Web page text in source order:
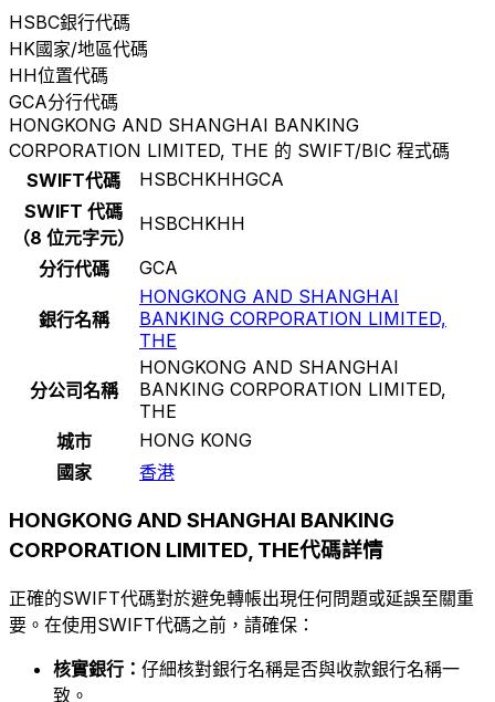
HSBC銀行代碼
HK國家/地區代碼
HH位置代碼
GCA分行代碼
HONGKONG AND SHANGHAI BANKING
CORPORATION LIMITED, THE 的 SWIFT/BIC 程式碼
SWIFT代碼
HSBCHKHHGCA
SWIFT 代碼
（8 位元字元）
HSBCHKHH
分行代碼 GCA
銀行名稱
HONGKONG AND SHANGHAI
BANKING CORPORATION LIMITED,
THE
分公司名稱
HONGKONG AND SHANGHAI
BANKING CORPORATION LIMITED,
THE
城市
HONG KONG
國家
香港
HONGKONG AND SHANGHAI BANKING
CORPORATION LIMITED, THE代碼詳情
正確的SWIFT代碼對於避免轉帳出現任何問題或延誤至關重
要。在使用SWIFT代碼之前，請確保：
核實銀行： 仔細核對銀行名稱是否與收款銀行名稱一
致。